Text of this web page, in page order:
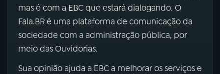
mas é com a EBC que estará dialogando. O
Fala.BR é uma plataforma de comunicação da
sociedade com a administração pública, por
meio das Ouvidorias.
Sua opinião ajuda a EBC a melhorar os serviços e